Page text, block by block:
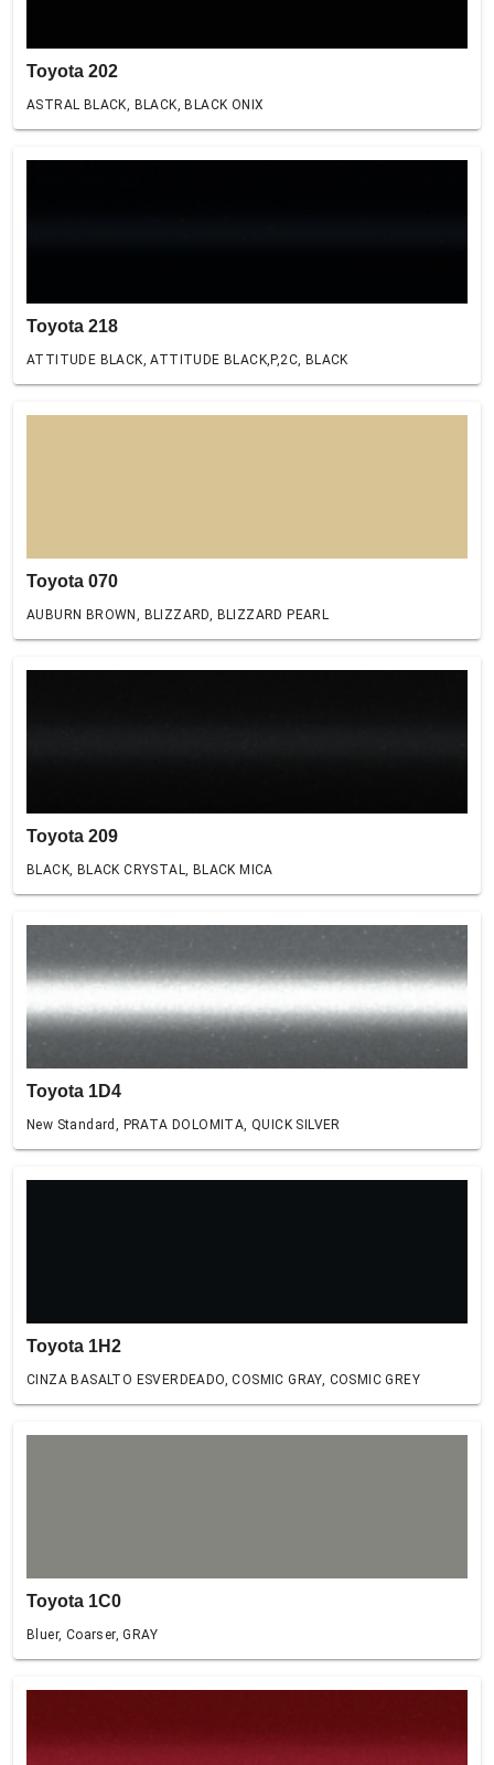
Toyota 202
ASTRAL BLACK, BLACK, BLACK ONIX
Toyota 218
ATTITUDE BLACK, ATTITUDE BLACK,P,2C, BLACK
Toyota 070
AUBURN BROWN, BLIZZARD, BLIZZARD PEARL
Toyota 209
BLACK, BLACK CRYSTAL, BLACK MICA
Toyota 1D4
New Standard, PRATA DOLOMITA, QUICK SILVER
Toyota 1H2
CINZA BASALTO ESVERDEADO, COSMIC GRAY, COSMIC GREY
Toyota 1C0
Bluer, Coarser, GRAY